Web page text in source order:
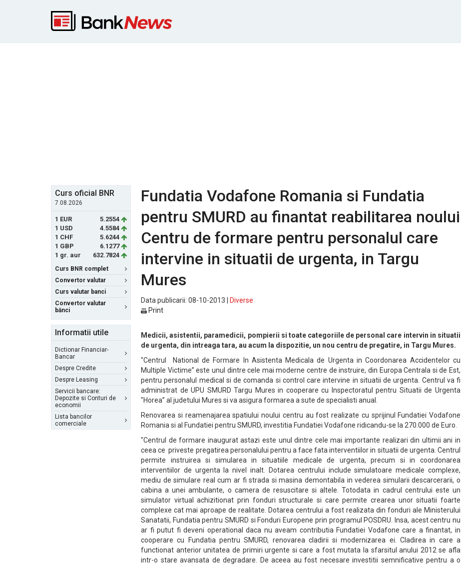
Curs oficial BNR
7.08.2026
1 EUR
5.2554
1 USD
4.5584
1 CHF
5.6244
1 GBP
6.1277
1 gr. aur
632.7824
Curs BNR complet
Convertor valutar
Curs valutar banci
Convertor valutar
bănci
Informatii utile
Dictionar Financiar-
Bancar
Despre Credite
Despre Leasing
Servicii bancare:
Depozite si Conturi de
economii
Lista bancilor
comerciale
Fundatia Vodafone Romania si Fundatia
pentru SMURD au finantat reabilitarea noului
Centru de formare pentru personalul care
intervine in situatii de urgenta, in Targu
Mures
Data publicarii: 08-10-2013 |
Diverse
Print
Medicii, asistentii, paramedicii, pompierii si toate categoriile de personal care intervin in situatii
de urgenta, din intreaga tara, au acum la dispozitie, un nou centru de pregatire, in Targu Mures.
"Centrul National de Formare In Asistenta Medicala de Urgenta in Coordonarea Accidentelor cu
Multiple Victime” este unul dintre cele mai moderne centre de instruire, din Europa Centrala si de Est,
pentru personalul medical si de comanda si control care intervine in situatii de urgenta. Centrul va fi
administrat de UPU SMURD Targu Mures in cooperare cu Inspectoratul pentru Situatii de Urgenta
"Horea” al judetului Mures si va asigura formarea a sute de specialisti anual.
Renovarea si reamenajarea spatiului noului centru au fost realizate cu sprijinul Fundatiei Vodafone
Romania si al Fundatiei pentru SMURD, investitia Fundatiei Vodafone ridicandu-se la 270.000 de Euro.
"Centrul de formare inaugurat astazi este unul dintre cele mai importante realizari din ultimii ani in
ceea ce priveste pregatirea personalului pentru a face fata interventiilor in situatii de urgenta. Centrul
permite instruirea si simularea in situatiile medicale de urgenta, precum si in coordonarea
interventiilor de urgenta la nivel inalt. Dotarea centrului include simulatoare medicale complexe,
mediu de simulare real cum ar fi strada si masina demontabila in vederea simularii descarcerarii, o
cabina a unei ambulante, o camera de resuscitare si altele. Totodata in cadrul centrului este un
simulator virtual achizitionat prin fonduri structurale si care permite crearea unor situatii foarte
complexe cat mai aproape de realitate. Dotarea centrului a fost realizata din fonduri ale Ministerului
Sanatatii, Fundatia pentru SMURD si Fonduri Europene prin programul POSDRU. Insa, acest centru nu
ar fi putut fi deveni operational daca nu aveam contributia Fundatiei Vodafone care a finantat, in
cooperare cu Fundatia pentru SMURD, renovarea cladirii si modernizarea ei. Cladirea in care a
functionat anterior unitatea de primiri urgente si care a fost mutata la sfarsitul anului 2012 se afla
intr-o stare avansata de degradare. De aceea au fost necesare investitii semnificative pentru a o